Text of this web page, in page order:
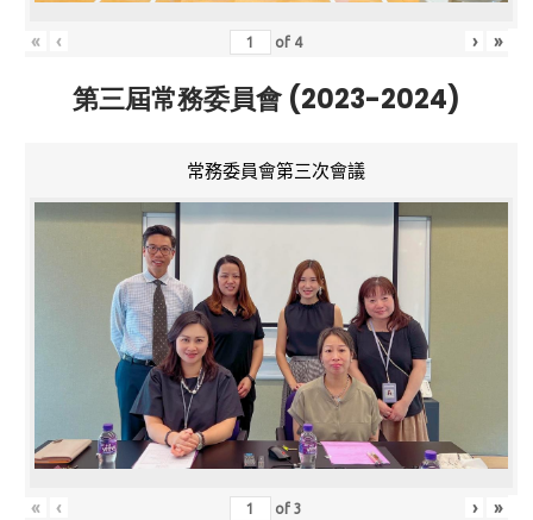
« ‹ of 4 › »
第三屆常務委員會 (2023-2024)
常務委員會第三次會議
« ‹ of3 › »